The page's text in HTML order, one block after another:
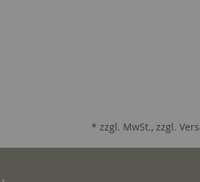
* zzgl. MwSt., zzgl.